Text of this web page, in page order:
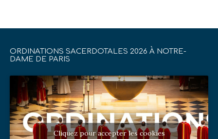
ORDINATIONS SACERDOTALES 2026 À NOTRE-
DAME DE PARIS
Cliquez pour accepter les cookies